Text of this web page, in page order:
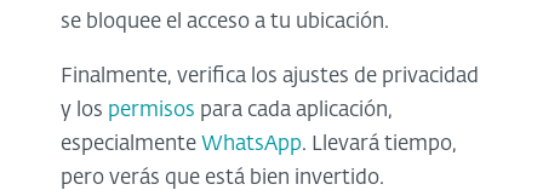
se bloquee el acceso a tu ubicación.
Finalmente, verifica los ajustes de privacidad
y los permisos para cada aplicación,
especialmente WhatsApp. Llevará tiempo,
pero verás que está bien invertido.